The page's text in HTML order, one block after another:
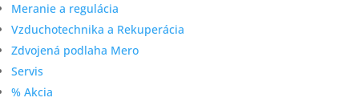
Meranie a regulácia
Vzduchotechnika a Rekuperácia
Zdvojená podlaha Mero
Servis
% Akcia